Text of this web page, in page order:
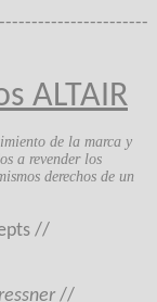
ALTAIR
de la marca y
a revender los
derechos de un
//
//